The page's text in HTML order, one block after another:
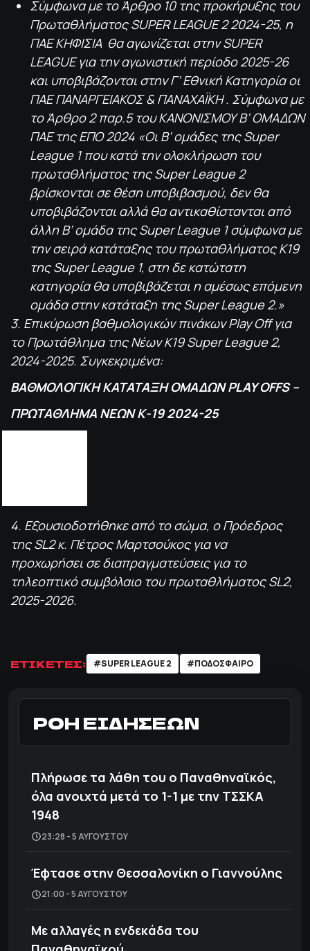
Σύμφωνα με το Άρθρο 10 της προκήρυξης του
Πρωταθλήματος SUPER LEAGUE 2 2024-25, η
ΠΑΕ ΚΗΦΙΣΙΑ θα αγωνίζεται στην SUPER
LEAGUE για την αγωνιστική περίοδο 2025-26
και υποβιβάζονται στην Γ’ Εθνική Κατηγορία οι
ΠΑΕ ΠΑΝΑΡΓΕΙΑΚΟΣ & ΠΑΝΑΧΑΪΚΗ . Σύμφωνα με
το Άρθρο 2 παρ.5 του ΚΑΝΟΝΙΣΜΟΥ Β’ ΟΜΑΔΩΝ
ΠΑΕ της ΕΠΟ 2024 «Οι Β’ ομάδες της Super
League 1 που κατά την ολοκλήρωση του
πρωταθλήματος της Super League 2
βρίσκονται σε θέση υποβιβασμού, δεν θα
υποβιβάζονται αλλά θα αντικαθίστανται από
άλλη Β’ ομάδα της Super League 1 σύμφωνα με
την σειρά κατάταξης του πρωταθλήματος Κ19
της Super League 1, στη δε κατώτατη
κατηγορία θα υποβιβάζεται η αμέσως επόμενη
ομάδα στην κατάταξη της Super League 2.»
3. Επικύρωση βαθμολογικών πινάκων Play Off για
το Πρωτάθλημα της Νέων Κ19 Super League 2,
2024-2025. Συγκεκριμένα:
ΒΑΘΜΟΛΟΓΙΚΗ ΚΑΤΑΤΑΞΗ ΟΜΑΔΩΝ PLAY OFFS –
ΠΡΩΤΑΘΛΗΜΑ ΝΕΩΝ Κ-19 2024-25
4. Εξουσιοδοτήθηκε από το σώμα, ο Πρόεδρος
της SL2 κ. Πέτρος Μαρτσούκος για να
προχωρήσει σε διαπραγματεύσεις για το
τηλεοπτικό συμβόλαιο του πρωταθλήματος SL2,
2025-2026.
ΕΤΙΚΕΤΕΣ: #SUPER LEAGUE 2 #ΠΟΔΌΣΦΑΙΡΟ
ΡΟΗ ΕΙΔΗΣΕΩΝ
Πλήρωσε τα λάθη του ο Παναθηναϊκός,
όλα ανοιχτά μετά το 1-1 με την ΤΣΣΚΑ
1948
23:28 - 5 ΑΥΓΟΎΣΤΟΥ
Έφτασε στην Θεσσαλονίκη ο Γιαννούλης
21:00 - 5 ΑΥΓΟΎΣΤΟΥ
Με αλλαγές η ενδεκάδα του